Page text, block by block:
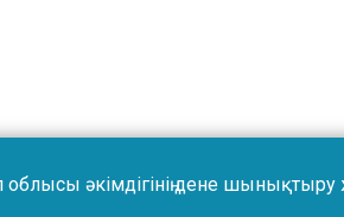
әкімдігінің дене